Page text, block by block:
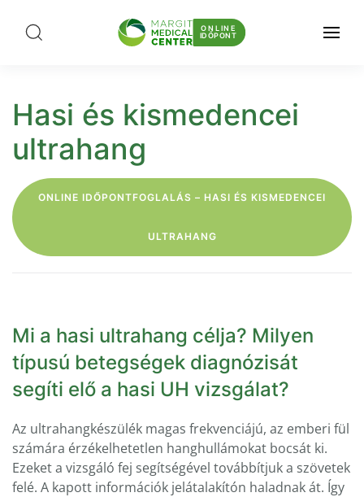
ONLINE
IDŐPONT
Hasi és kismedencei
ultrahang
ONLINE IDŐPONTFOGLALÁS – HASI ÉS KISMEDENCEI
ULTRAHANG
Mi a hasi ultrahang célja? Milyen
típusú betegségek diagnózisát
segíti elő a hasi UH vizsgálat?
Az ultrahangkészülék magas frekvenciájú, az emberi fül
számára érzékelhetetlen hanghullámokat bocsát ki.
Ezeket a vizsgáló fej segítségével továbbítjuk a szövetek
felé. A kapott információk jelátalakítón haladnak át. Így